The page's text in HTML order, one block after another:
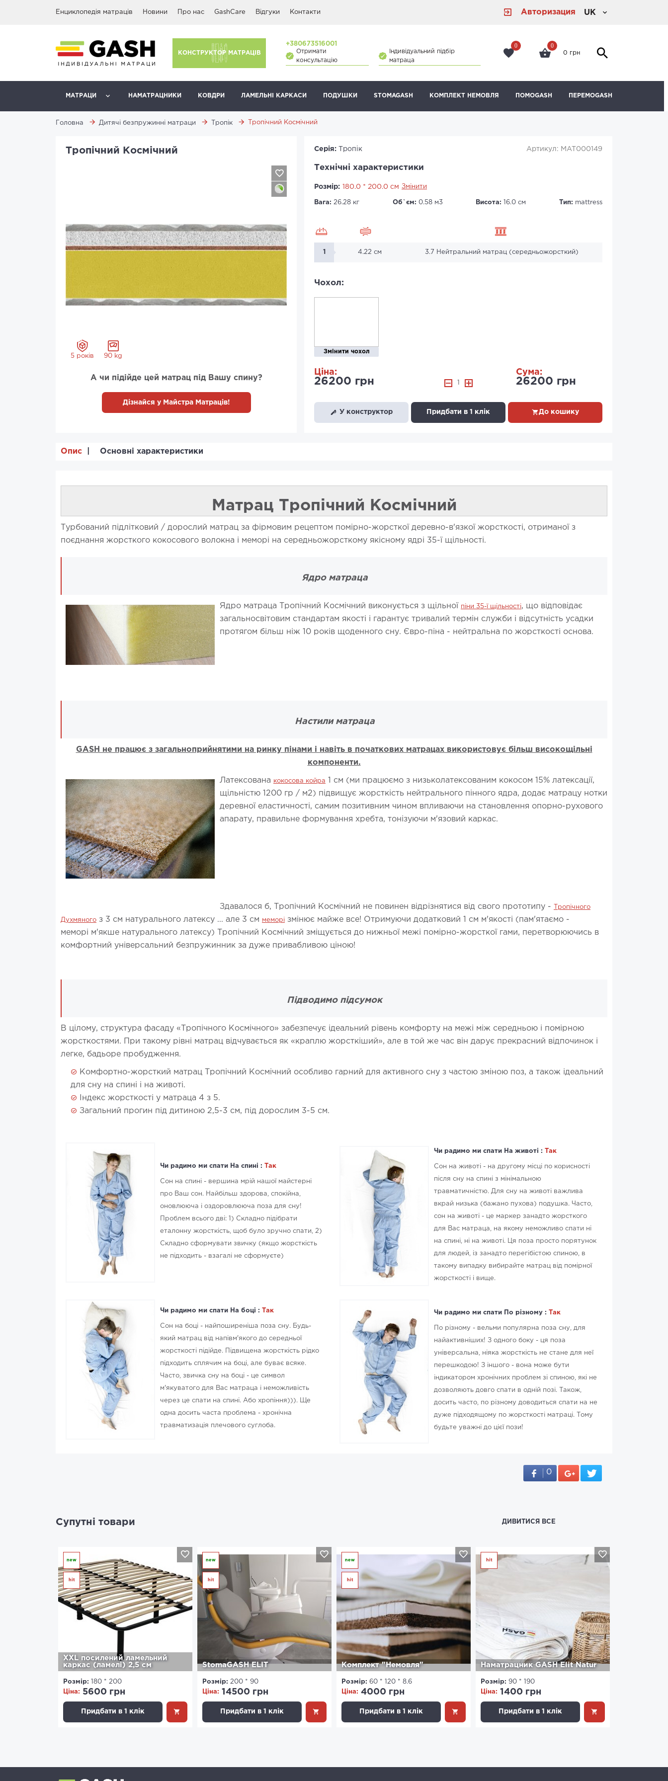
Енциклопедія матраців Новини Про нас GashCare Відгуки Контакти Авторизация UK
КОНСТРУКТОР МАТРАЦІВ
+380673516001
Отримати
консультацію
Індивідуальний підбір
матраца
0 0
0 грн
МАТРАЦИ НАМАТРАЦНИКИ КОВДРИ ЛАМЕЛЬНІ КАРКАСИ ПОДУШКИ STOMAGASH КОМПЛЕКТ НЕМОВЛЯ ПОМОGASH ПЕРЕМОGASH
Головна Дитячі безпружинні матраци Тропік Тропічний Космічний
Тропічний Космічний
5 років 90 kg
А чи підійде цей матрац під Вашу спину?
Дізнайся у Майстра Матраців!
Серія: Тропік Артикул: MAT000149
Технічні характеристики
Розмір: 180.0 * 200.0 см Змінити
Вага: 26.28 кг Об`єм: 0.58 м3 Висота: 16.0 см Тип: mattress
1 4.22 см 3.7 Нейтральний матрац (середньожорсткий)
Чохол:
Змінити чохол
Ціна:
26200 грн
Сума:
26200 грн
У конструктор Придбати в 1 клік До кошику
Опис Основні характеристики
Матрац Тропічний Космічний
Турбований підлітковий / дорослий матрац за фірмовим рецептом помірно-жорсткої деревно-в'язкої жорсткості, отриманої з
поєднання жорсткого кокосового волокна і меморі на середньожорсткому якісному ядрі 35-ї щільності.
Ядро матраца
Ядро матраца Тропічний Космічний виконується з щільної піни 35-ї щільності, що відповідає
загальносвітовим стандартам якості і гарантує тривалий термін служби і відсутність усадки
протягом більш ніж 10 років щоденного сну. Євро-піна - нейтральна по жорсткості основа.
Настили матраца
GASH не працює з загальноприйнятими на ринку пінами і навіть в початкових матрацах використовує більш високощільні
компоненти.
Латексована кокосова койра
1 см (ми працюємо з низьколатексованим кокосом 15% латексації,
щільністю 1200 гр / м2) підвищує жорсткість нейтрального пінного ядра, додає матрацу нотки
деревної еластичності, самим позитивним чином впливаючи на становлення опорно-рухового
апарату, правильне формування хребта, тонізуючи м'язовий каркас.
Здавалося б, Тропічний Космічний не повинен відрізнятися від свого прототипу - Тропічного
Духмяного з 3 см натурального латексу ... але 3 см меморі змінює майже все! Отримуючи додатковий 1 см м'якості (пам'ятаємо -
меморі м'якше натурального латексу) Тропічний Космічний зміщується до нижньої межі помірно-жорсткої гами, перетворюючись в
комфортний універсальний безпружинник за дуже привабливою ціною!
Підводимо підсумок
В цілому, структура фасаду «Тропічного Космічного» забезпечує ідеальний рівень комфорту на межі між середньою і помірною
жорсткостями. При такому рівні матрац відчувається як «краплю жорсткіший», але в той же час він дарує прекрасний відпочинок і
легке, бадьоре пробудження.
Комфортно-жорсткий матрац Тропічний Космічний особливо гарний для активного сну з частою зміною поз, а також ідеальний
для сну на спині і на животі.
Індекс жорсткості у матраца 4 з 5.
Загальний прогин під дитиною 2,5-3 см, під дорослим 3-5 см.
Чи радимо ми спати На спині : Так
Сон на спині - вершина мрій нашої майстерні
про Ваш сон. Найбільш здорова, спокійна,
оновлююча і оздоровлююча поза для сну!
Проблем всього дві: 1) Складно підібрати
еталонну жорсткість, щоб було зручно спати, 2)
Складно сформувати звичку (якщо жорсткість
не підходить - взагалі не сформуєте)
Чи радимо ми спати На животі : Так
Сон на животі - на другому місці по корисності
після сну на спині з мінімальною
травматичністю. Для сну на животі важлива
вкрай низька (бажано пухова) подушка. Часто,
сон на животі - це маркер занадто жорсткого
для Вас матраца, на якому неможливо спати ні
на спині, ні на животі. Ця поза просто порятунок
для людей, із занадто перегібістою спиною, в
такому випадку вибирайте матрац від помірної
жорсткості і вище.
Чи радимо ми спати На боці : Так
Сон на боці - найпоширеніша поза сну. Будь-
який матрац від напівм'якого до середньої
жорсткості підійде. Підвищена жорсткість рідко
підходить сплячим на боці, але буває всяке.
Часто, звичка сну на боці - це символ
м'якуватого для Вас матраца і неможливість
через це спати на спині. Або хропіння))). Ще
одна досить часта проблема - хронічна
травматизація плечового суглоба.
Чи радимо ми спати По різному : Так
По різному - вельми популярна поза сну, для
найактивніших! З одного боку - ця поза
універсальна, ніяка жорсткість не стане для неї
перешкодою! З іншого - вона може бути
індикатором хронічних проблем зі спиною, які не
дозволяють довго спати в одній позі. Також,
досить часто, по різному доводиться спати на не
дуже підходящому по жорсткості матраці. Тому
будьте уважні до цієї пози!
0
Супутні товари ДИВИТИСЯ ВСЕ
new
hit
XXL посилений ламельний
каркас (ламелі) 2,5 см
Розмір: 180 * 200
Ціна:
5600 грн
Придбати в 1 клік
new
hit
StomaGASH ELIT
Розмір: 200 * 90
Ціна: 14500 грн
Придбати в 1 клік
new
hit
Комплект "Немовля"
Розмір: 60 * 120 * 8.6
Ціна: 4000 грн
Придбати в 1 клік
hit
Наматрацник GASH Elit Natur
Розмір: 90 * 190
Ціна: 1400 грн
Придбати в 1 клік